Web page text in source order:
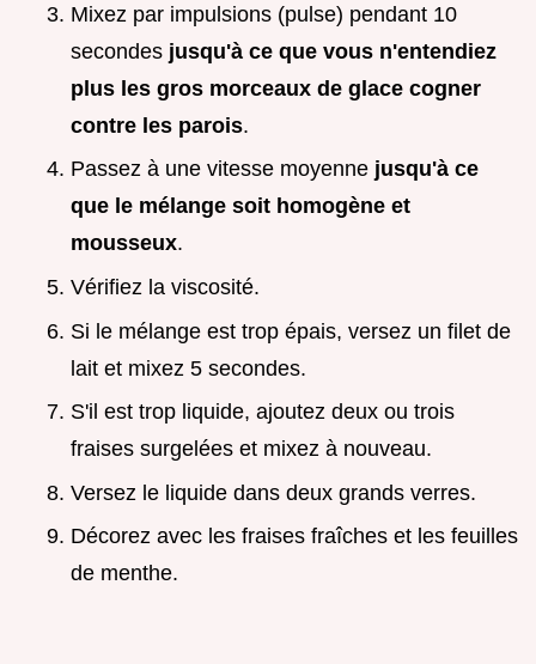
Mixez par impulsions (pulse) pendant 10
secondes jusqu'à ce que vous n'entendiez
plus les gros morceaux de glace cogner
contre les parois.
Passez à une vitesse moyenne jusqu'à ce
que le mélange soit homogène et
mousseux.
Vérifiez la viscosité.
Si le mélange est trop épais, versez un filet de
lait et mixez 5 secondes.
S'il est trop liquide, ajoutez deux ou trois
fraises surgelées et mixez à nouveau.
Versez le liquide dans deux grands verres.
Décorez avec les fraises fraîches et les feuilles
de menthe.